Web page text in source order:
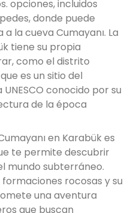
opciones, incluidos
donde puede
la cueva Cumayanı. La
tiene su propia
como el distrito
es un sitio del
conocido por su
de la época
en Karabük es
te permite descubrir
mundo subterráneo.
rocosas y su
una aventura
que buscan